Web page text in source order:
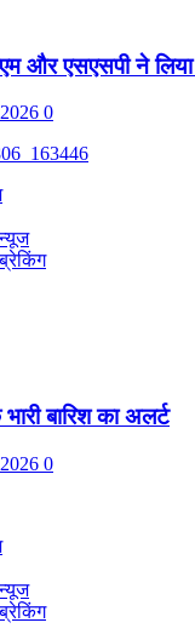
और एसएसपी ने
0
बारिश का अलर्ट
0